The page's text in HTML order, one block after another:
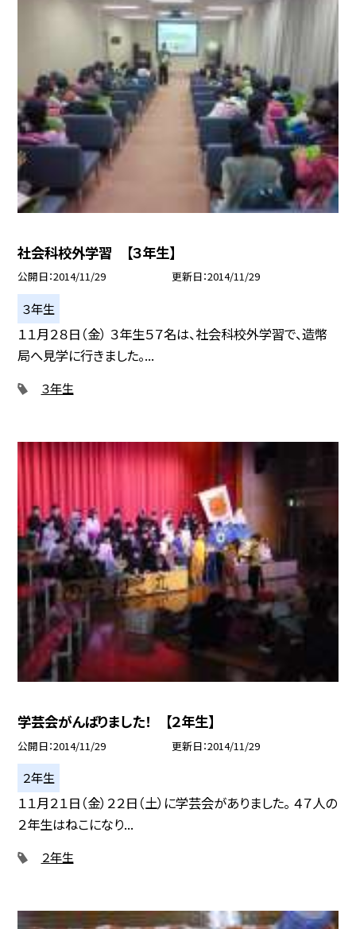
社会科校外学習 【３年生】
公開日 2014/11/29 更新日 2014/11/29
３年生
１１月２８日（金） ３年生５７名は、社会科校外学習で、造幣
局へ見学に行きました。...
３年生
学芸会がんばりました！ 【２年生】
公開日 2014/11/29 更新日 2014/11/29
２年生
１１月２１日（金）２２日（土）に学芸会がありました。 ４７人の
２年生はねこになり...
２年生